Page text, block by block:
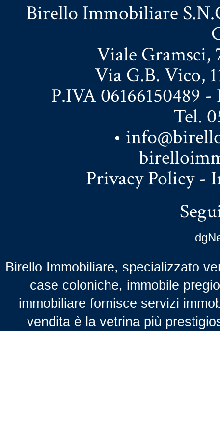
Birello Immobiliare
Viale Gramsci,
Via G.B. Vico,
P.IVA 06166150489
Tel.
•
Privacy Policy-
Birello Immobiliare, specializzato
case coloniche, immobile
immobiliare fornisce servizi
vendita è la vetrina più